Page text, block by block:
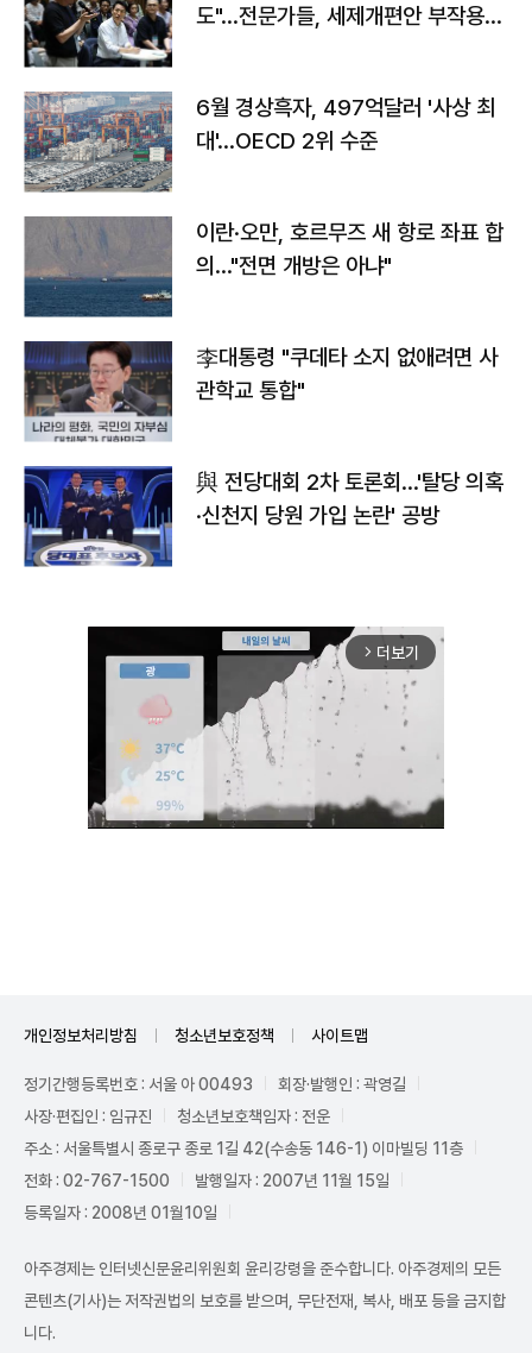
도"…전문가들, 세제개편안 부작용
6월 경상흑자, 497억달러 '사상 최
대'…OECD 2위 수준
이란·오만, 호르무즈 새 항로 좌표 합
의…"전면 개방은 아냐"
李대통령 "쿠데타 소지 없애려면 사
관학교 통합"
與 전당대회 2차 토론회…'탈당 의혹
·신천지 당원 가입 논란' 공방
arrow_forward_ios 더보기
개인정보처리방침 청소년보호정책 사이트맵
정기간행등록번호 : 서울 아 00493
회장·발행인 : 곽영길
사장·편집인 : 임규진
청소년보호책임자 : 전운
주소 : 서울특별시 종로구 종로 1길 42(수송동 146-1) 이마빌딩 11층
전화 : 02-767-1500
발행일자 : 2007년 11월 15일
등록일자 : 2008년 01월10일
아주경제는 인터넷신문윤리위원회 윤리강령을 준수합니다. 아주경제의 모든
콘텐츠(기사)는 저작권법의 보호를 받으며, 무단전재, 복사, 배포 등을 금지합
니다.